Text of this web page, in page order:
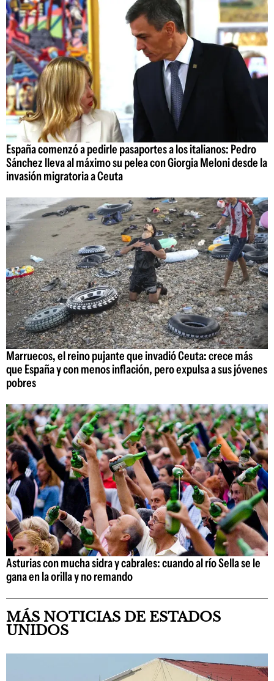
España comenzó a pedirle pasaportes a los italianos: Pedro
Sánchez lleva al máximo su pelea con Giorgia Meloni desde la
invasión migratoria a Ceuta
Marruecos, el reino pujante que invadió Ceuta: crece más
que España y con menos inflación, pero expulsa a sus jóvenes
pobres
Asturias con mucha sidra y cabrales: cuando al río Sella se le
gana en la orilla y no remando
MÁS NOTICIAS DE ESTADOS
UNIDOS